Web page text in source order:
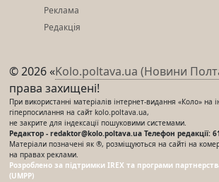
Реклама
Редакція
© 2026 «Kolo.poltava.ua (Новини
права захищені!
При використанні матеріалів інтернет-видання «Коло» на
гіперпосилання на сайт kolo.poltava.ua,
не закрите для індексації пошуковими системами.
Редактор - redaktor@kolo.poltava.ua Телефон редакції:
Матеріали позначені як ®, розміщуються на сайті на
на правах реклами.
Розроблено за підтримки IREX та програми
(UMPP)